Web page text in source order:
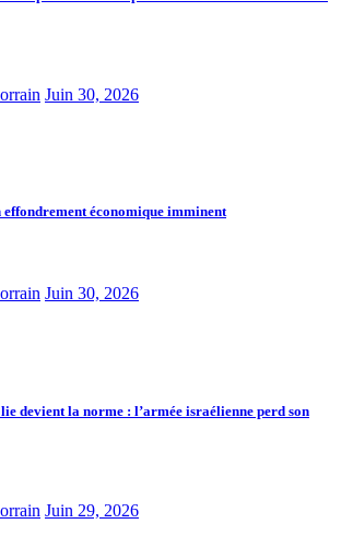
Juin 30, 2026
économique imminent
Juin 30, 2026
devient la norme : l’armée israélienne perd son
Juin 29, 2026